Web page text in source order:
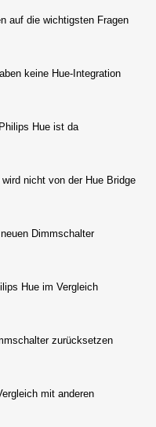
auf die wichtigsten Fragen
keine Hue-Integration
Hue ist da
nicht von der Hue Bridge
Dimmschalter
Hue im Vergleich
zurücksetzen
mit anderen